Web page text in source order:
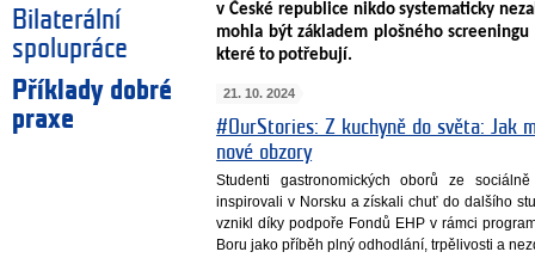
Bilaterální
spolupráce
Příklady dobré
praxe
v České republice nikdo systematicky
mohla být základem plošného
které to potřebují.
21. 10. 2024
#OurStories: Z kuchyně do světa: Jak
nové obzory
Studenti gastronomických oborů ze
inspirovali v Norsku a získali chuť do dalšího
vznikl díky podpoře Fondů EHP v rámci
Boru jako příběh plný odhodlání, trpělivosti a